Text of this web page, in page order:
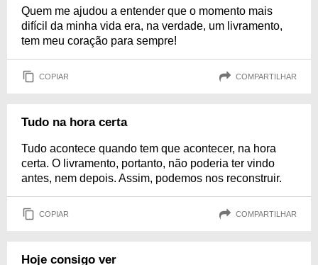
Quem me ajudou a entender que o momento mais
difícil da minha vida era, na verdade, um livramento,
tem meu coração para sempre!
COPIAR COMPARTILHAR
Tudo na hora certa
Tudo acontece quando tem que acontecer, na hora
certa. O livramento, portanto, não poderia ter vindo
antes, nem depois. Assim, podemos nos reconstruir.
COPIAR COMPARTILHAR
Hoje consigo ver